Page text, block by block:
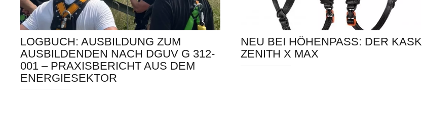
LOGBUCH: AUSBILDUNG ZUM
AUSBILDENDEN NACH DGUV G 312-
001 – PRAXISBERICHT AUS DEM
ENERGIESEKTOR
NEU BEI HÖHENPASS: DER KASK
ZENITH X MAX